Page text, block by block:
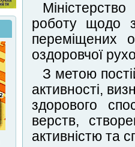
роботу щодо
переміщених
оздоровчої
З метою
активності,
здорового
верств,
активністю та